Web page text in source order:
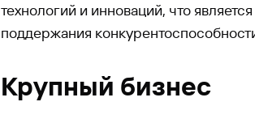
технологий и инноваций, что
поддержания
Крупный бизнес